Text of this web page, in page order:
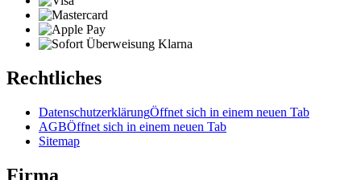
Rechtliches
DatenschutzerklärungÖffnet sich in einem neuen Tab
AGBÖffnet sich in einem neuen Tab
Sitemap
Firma